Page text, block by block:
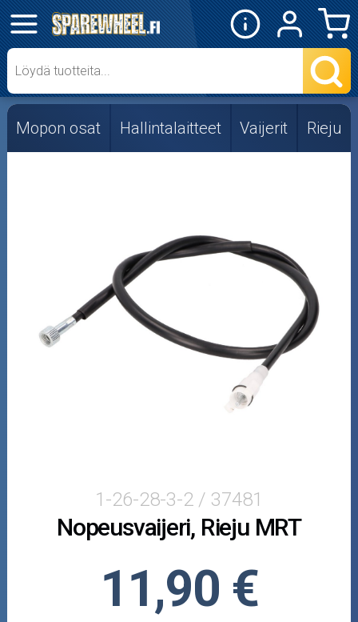
✕
Mopon osat
Skootterin osat
Crossipyörän osat
Moottorikelkan osat
Mopoauton osat
Mönkijän osat
Öljyt ja kemikaalit
Outlet-tuotteet
Mopon osat Hallintalaitteet Vaijerit Rieju
1-26-28-3-2 / 37481
Nopeusvaijeri, Rieju MRT
11,90 €